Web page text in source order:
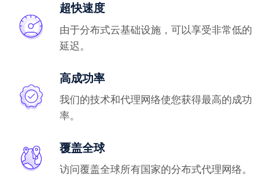
超快速度
由于分布式云基础设施，可以享受非常低的
延迟。
高成功率
我们的技术和代理网络使您获得最高的成功
率。
覆盖全球
访问覆盖全球所有国家的分布式代理网络。